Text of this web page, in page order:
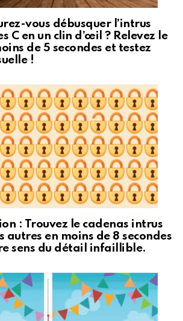
vous débusquer l’intrus
C en un clin d’œil ? Relevez le
de 5 secondes et testez
!
: Trouvez le cadenas intrus
autres en moins de 8 secondes
sens du détail infaillible.